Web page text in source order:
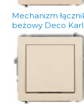
Mechanizm
beżowy Deco